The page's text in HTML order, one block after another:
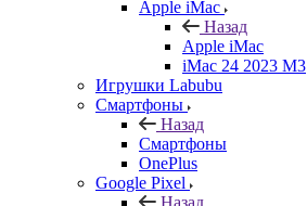
Apple iMac
Назад
Apple iMac
iMac 24 2023 M3
Игрушки Labubu
Смартфоны
Назад
Смартфоны
OnePlus
Google Pixel
Назад